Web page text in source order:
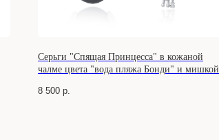
Серьги "Спящая Принцесса" в кожаной
чалме цвета "вода пляжа Бонди" и мишкой
8 500 р.